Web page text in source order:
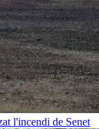
l'incendi de Senet